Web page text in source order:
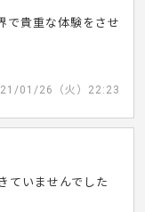
で貴重な体験をさせ
01/26（火）22:23
ていませんでした